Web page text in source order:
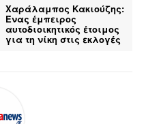
Χαράλαμπος Κακιούζης:
Ένας έμπειρος
αυτοδιοικητικός έτοιμος
για τη νίκη στις εκλογές